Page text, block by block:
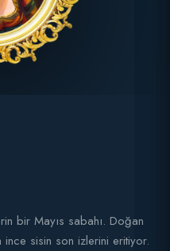
bir Mayıs sabahı. Doğan
ince sisin son izlerini eritiyor.